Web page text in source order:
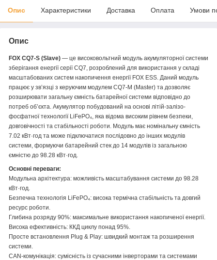
Опис Характеристики Доставка Оплата Умови
Опис
FOX CQ7-S (Slave) — це високовольтний модуль акумуляторної системи
зберігання енергії серії CQ7, розроблений для використання у складі
масштабованих систем накопичення енергії FOX ESS. Даний модуль
працює у зв’язці з керуючим модулем CQ7-M (Master) та дозволяє
розширювати загальну ємність батарейної системи відповідно до
потреб об’єкта. Акумулятор побудований на основі літій-залізо-
фосфатної технології LiFePO₄, яка відома високим рівнем безпеки,
довговічності та стабільності роботи. Модуль має номінальну ємність
7.02 кВт·год та може підключатися послідовно до інших модулів
системи, формуючи батарейний стек до 14 модулів із загальною
ємністю до 98.28 кВт·год.
Основні переваги:
Модульна архітектура: можливість масштабування системи до 98.28
кВт·год.
Безпечна технологія LiFePO₄: висока термічна стабільність та довгий
ресурс роботи.
Глибина розряду 90%: максимальне використання накопиченої енергії.
Висока ефективність: ККД циклу понад 95%.
Просте встановлення Plug & Play: швидкий монтаж та розширення
системи.
CAN-комунікація: сумісність із сучасними інверторами та системами